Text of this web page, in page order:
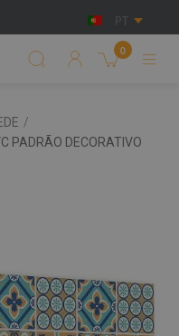
PT
0
/
PADRÃO DECORATIVO